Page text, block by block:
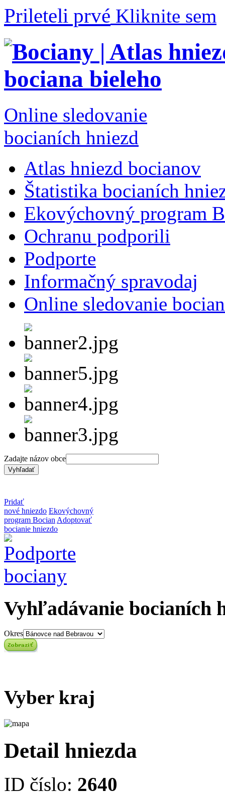
Prileteli prvé Kliknite sem
Online sledovanie
bocianích hniezd
Atlas hniezd bocianov
Štatistika bocianích
Ekovýchovný program
Ochranu podporili
Podporte
Informačný spravodaj
Online sledovanie
Zadajte názov obce
Pridať
nové hniezdo Ekovýchovný
program Bocian Adoptovať
bocianie hniezdo
Vyhľadávanie bocianích
Okres
Vyber kraj
Detail hniezda
ID číslo: 2640